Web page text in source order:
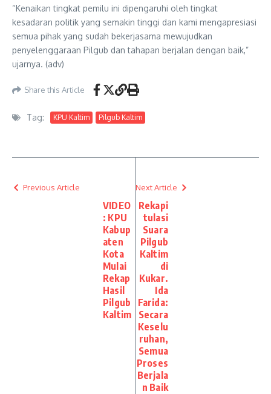
“Kenaikan tingkat pemilu ini dipengaruhi oleh tingkat
kesadaran politik yang semakin tinggi dan kami mengapresiasi
semua pihak yang sudah bekerjasama mewujudkan
penyelenggaraan Pilgub dan tahapan berjalan dengan baik,”
ujarnya. (adv)
Share this Article
Tag: KPU Kaltim Pilgub Kaltim
Previous Article
VIDEO
: KPU
Kabup
aten
Kota
Mulai
Rekap
Hasil
Pilgub
Kaltim
Next Article
Rekapi
tulasi
Suara
Pilgub
Kaltim
di
Kukar.
Ida
Farida:
Secara
Keselu
ruhan,
Semua
Proses
Berjala
n Baik